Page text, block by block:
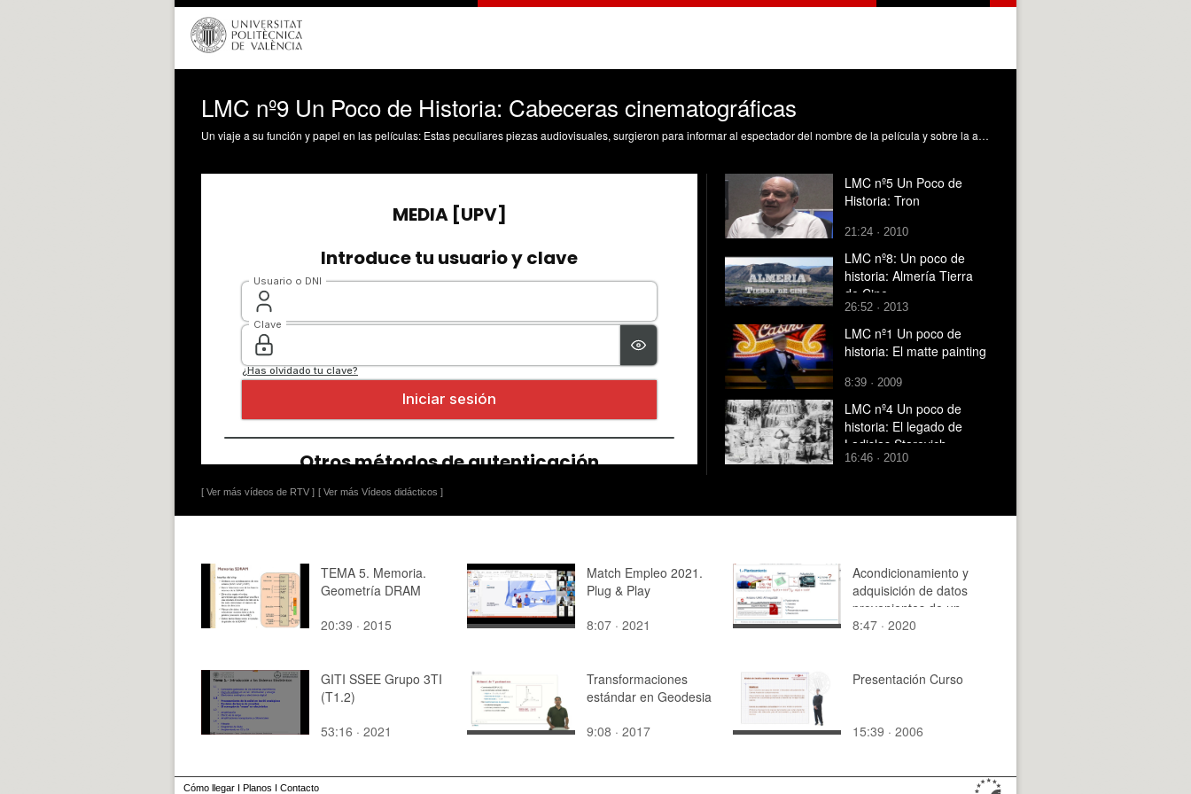
LMC nº9 Un Poco de Historia: Cabeceras cinematográficas
Un viaje a su función y papel en las películas: Estas peculiares piezas audiovisuales, surgieron para informar al espectador del nombre de la película y sobre la autoría de quienes la habían hecho posible. Desde sus orígenes este peculiar ingrediente de la película, ha sufrido una interesante evolución, pero a lo largo de su historia hay un hito que ha marcado profundamente su función, aspecto y significado: la incorporación a la industria audiovisual de Saúl Bass -uno de los brillantes diseñadores gráficos americanos de la década de los 50- y con ello, la aparición de verdaderas obras maestras como antesala y anticipo de la película. Hemos querido adentrarnos en todo ello para observar el papel tan interesante de las cabeceras cinematográficas y el legado audiovisual de este genio. Realización: Denisse Devouassoux Ahumada y Arantxa Guirado.
[ Ver más vídeos de RTV ] [ Ver más Vídeos didácticos ]
LMC nº5 Un Poco de
Historia: Tron
21:24 · 2010
LMC nº8: Un poco de
historia: Almería Tierra
de Cine
26:52 · 2013
LMC nº1 Un poco de
historia: El matte painting
8:39 · 2009
LMC nº4 Un poco de
historia: El legado de
Ladislas Starevich
16:46 · 2010
TEMA 5. Memoria.
Geometría DRAM
20:39 · 2015
Match Empleo 2021.
Plug & Play
8:07 · 2021
Acondicionamiento y
adquisición de datos
provenientes de un
acelerómetro
8:47 · 2020
GITI SSEE Grupo 3TI
(T1.2)
53:16 · 2021
Transformaciones
estándar en Geodesia
9:08 · 2017
Presentación Curso
15:39 · 2006
Cómo llegar I Planos I Contacto